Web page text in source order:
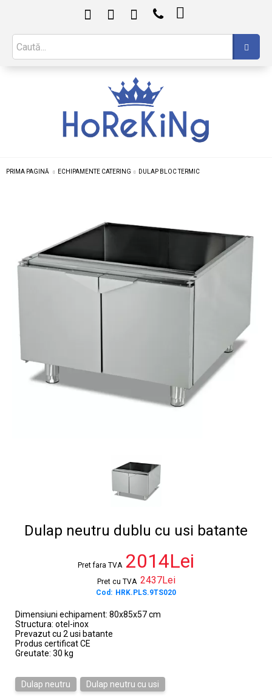

PRIMA PAGINĂ ECHIPAMENTE CATERING DULAP BLOC TERMIC
Dulap neutru dublu cu usi batante
Pret fara TVA 2014Lei
Pret cu TVA 2437Lei
Cod: HRK.PLS.9TS020
Dimensiuni echipament: 80x85x57 cm
Structura: otel-inox
Prevazut cu 2 usi batante
Produs certificat CE
Greutate: 30 kg
Dulap neutru Dulap neutru cu usi